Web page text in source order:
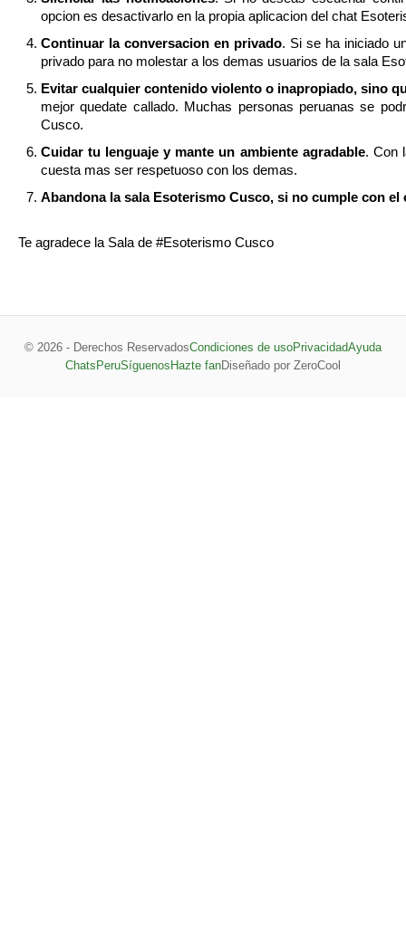
opcion es desactivarlo en la propia aplicacion del chat
Continuar la conversacion en privado. Si se ha iniciado
privado para no molestar a los demas usuarios de la sala
Evitar cualquier contenido violento o inapropiado, sino
mejor quedate callado. Muchas personas peruanas se
Cusco.
Cuidar tu lenguaje y mante un ambiente agradable. Con
cuesta mas ser respetuoso con los demas.
Abandona la sala Esoterismo Cusco, si no cumple con
Te agradece la Sala de #Esoterismo Cusco
© 2026 - Derechos ReservadosCondiciones de usoPrivacidadAyuda
ChatsPeruSíguenos Hazte fanDiseñado por ZeroCool